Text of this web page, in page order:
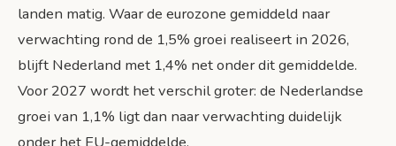
landen matig. Waar de eurozone gemiddeld naar
verwachting rond de 1,5% groei realiseert in 2026,
blijft Nederland met 1,4% net onder dit gemiddelde.
Voor 2027 wordt het verschil groter: de Nederlandse
groei van 1,1% ligt dan naar verwachting duidelijk